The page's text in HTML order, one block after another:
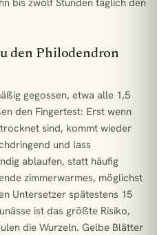
bis zwölf Stunden täglich den
den Philodendron
gegossen, etwa alle 1,5
den Fingertest: Erst wenn
sind, kommt wieder
und lass
ablaufen, statt häufig
zimmerwarmes, möglichst
Untersetzer spätestens 15
ist das größte Risiko,
die Wurzeln. Gelbe Blätter